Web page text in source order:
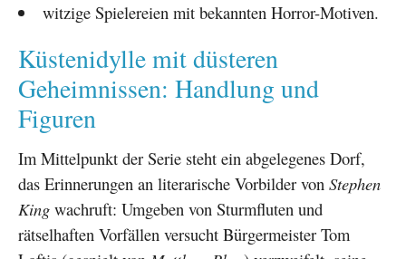
witzige Spielereien mit bekannten Horror-Motiven.
Küstenidylle mit düsteren
Geheimnissen: Handlung und
Figuren
Im Mittelpunkt der Serie steht ein abgelegenes Dorf,
das Erinnerungen an literarische Vorbilder von Stephen
King wachruft: Umgeben von Sturmfluten und
rätselhaften Vorfällen versucht Bürgermeister Tom